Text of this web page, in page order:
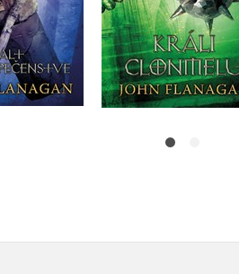
€
Do košíka
13,59 €